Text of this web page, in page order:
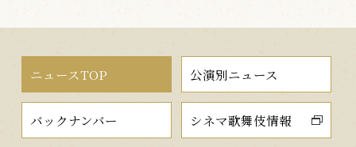
ニュースTOP 公演別ニュース
バックナンバー シネマ歌舞伎情報